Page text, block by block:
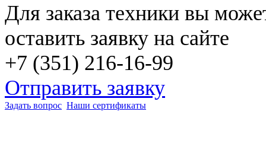
Для заказа техники вы
оставить заявку на сайте
+7 (351) 216-16-99
Отправить заявку
Задать вопрос Наши сертификаты